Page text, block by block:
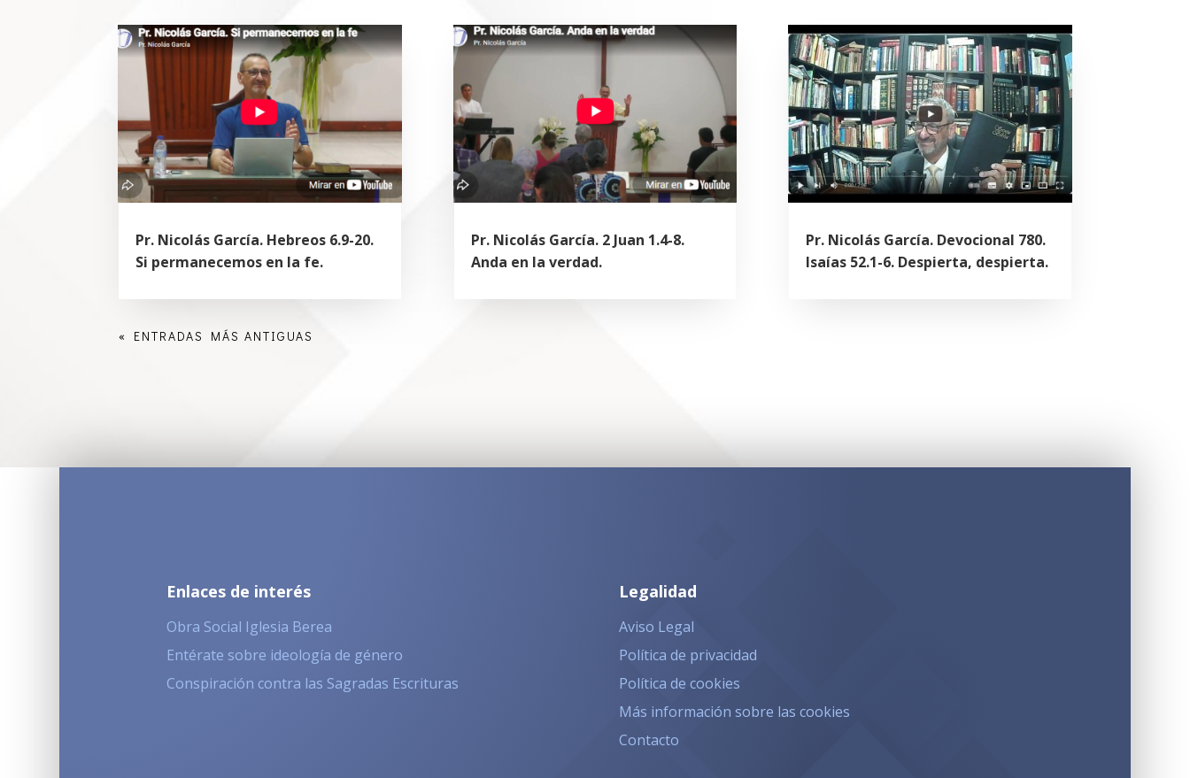
Pr. Nicolás García. Hebreos 6.9-20.
Si permanecemos en la fe.
Pr. Nicolás García. 2 Juan 1.4-8.
Anda en la verdad.
Pr. Nicolás García. Devocional 780.
Isaías 52.1-6. Despierta, despierta.
« ENTRADAS MÁS ANTIGUAS
Enlaces de interés
Obra Social Iglesia Berea
Entérate sobre ideología de género
Conspiración contra las Sagradas Escrituras
Legalidad
Aviso Legal
Política de privacidad
Política de cookies
Más información sobre las cookies
Contacto